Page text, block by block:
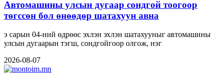
Автомашины улсын дугаар сондгой тоогоор
төгссөн бол өнөөдөр шатахуун авна
э сарын 04-ний өдрөөс эхлэн эхлэн шатахууныг автомашины
улсын дугаарын тэгш, сондгойгоор олгож, нэг
2026-08-07